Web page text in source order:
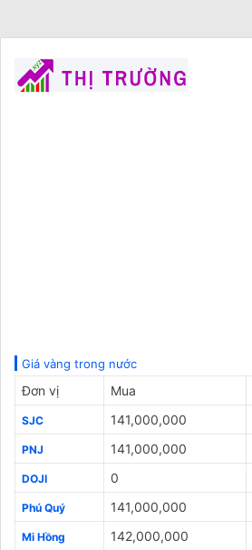
Giá vàng trong nước
Đơn vị Mua
SJC 141,000,000
PNJ 141,000,000
DOJI 0
Phú Quý 141,000,000
Mi Hồng 142,000,000